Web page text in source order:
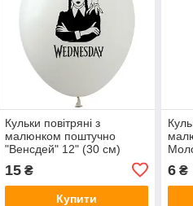
Кульки повітряні з
малюнком поштучно
"Венсдей" 12" (30 см)
15₴
Купити
6 ₴